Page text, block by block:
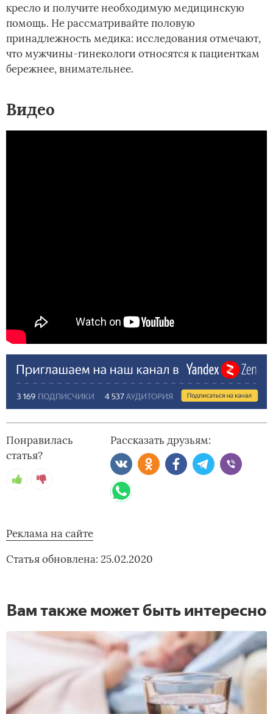
кресло и получите необходимую медицинскую
помощь. Не рассматривайте половую
принадлежность медика: исследования отмечают,
что мужчины-гинекологи относятся к пациенткам
бережнее, внимательнее.
Видео
Понравилась
статья?
Рассказать друзьям:
Реклама на сайте
Статья обновлена: 25.02.2020
Вам также может быть интересно